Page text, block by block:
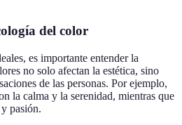
del color
es importante entender la
no solo afectan la estética, sino
de las personas. Por ejemplo,
la calma y la serenidad, mientras que
pasión.